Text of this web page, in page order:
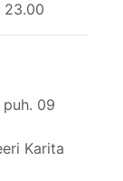
23.00
09
Karita